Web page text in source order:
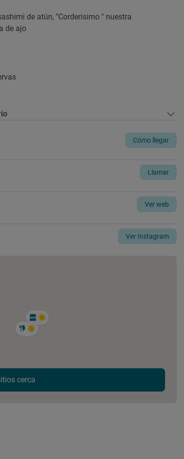
de atún, "Corderisimo " nuestra
de ajo
Cómo llegar
Llamar
Ver web
Ver Instagram
cerca